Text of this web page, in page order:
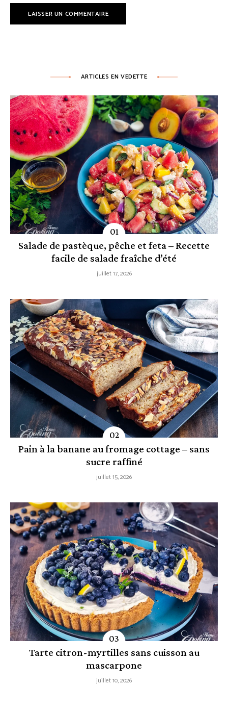
ARTICLES EN VEDETTE
Salade de pastèque, pêche et feta – Recette
facile de salade fraîche d’été
juillet 17, 2026
Pain à la banane au fromage cottage – sans
sucre raffiné
juillet 15, 2026
Tarte citron-myrtilles sans cuisson au
mascarpone
juillet 10, 2026